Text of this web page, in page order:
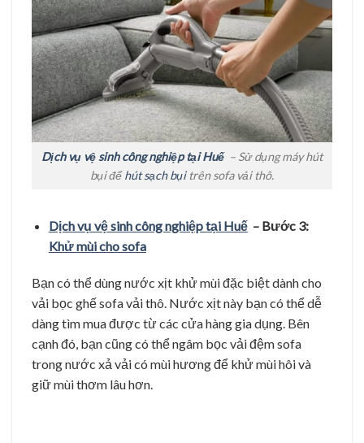
Dịch vụ vệ sinh công nghiệp tại Huế– Sử dụng máy hút
bụi đểhút sạch bụi trên sofa vải thô.
Dịch vụ vệ sinh công nghiệp tại Huế– Bước 3:
Khử mùi cho sofa
Bạn có thể dùng nước xịt khử mùi đặc biệt dành cho
vải bọc ghế sofa vải thô. Nước xịt này bạn có thể dễ
dàng tìm mua được từ các cửa hàng gia dụng. Bên
cạnh đó, bạn cũng có thể ngâm bọc vải đệm sofa
trong nước xả vải có mùi hương để khử mùi hôi và
giữ mùi thơm lâu hơn.